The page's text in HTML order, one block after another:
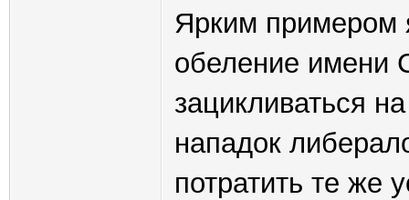
Ярким примером
обеление имени
зацикливаться
нападок
потратить те же